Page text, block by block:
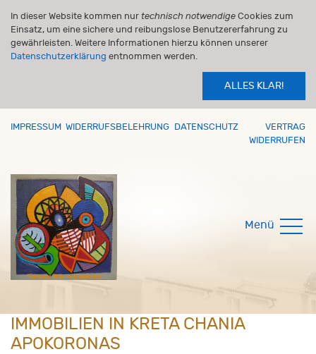
In dieser Website kommen nur technisch notwendige Cookies zum
Einsatz, um eine sichere und reibungslose Benutzererfahrung zu
gewährleisten. Weitere Informationen hierzu können unserer
Datenschutzerklärung entnommen werden.
ALLES KLAR!
IMPRESSUM WIDERRUFSBELEHRUNG DATENSCHUTZ
VERTRAG
WIDERRUFEN
Menü
IMMOBILIEN IN KRETA CHANIA
APOKORONAS